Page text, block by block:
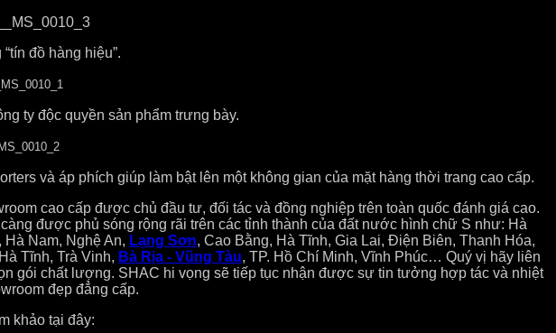
đồ hàng hiệu”.
ty độc quyền sản phẩm trưng bày.
và áp phích giúp làm bật lên một không gian của mặt hàng thời trang cao cấp.
cao cấp được chủ đầu tư, đối tác và đồng nghiệp trên toàn quốc đánh giá cao.
được phủ sóng rộng rãi trên các tỉnh thành của đất nước hình chữ S như: Hà
Nam, Nghệ An, Lạng Sơn, Cao Bằng, Hà Tĩnh, Gia Lai, Điện Biên, Thanh Hóa,
Tĩnh, Trà Vinh, Bà Rịa - Vũng Tàu, TP. Hồ Chí Minh, Vĩnh Phúc… Quý vị hãy liên
gói chất lượng. SHAC hi vọng sẽ tiếp tục nhận được sự tin tưởng hợp tác và nhiệt
đẹp đẳng cấp.
khảo tại đây: